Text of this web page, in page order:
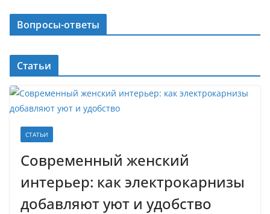
Вопросы-ответы
Статьи
СТАТЬИ
Современный женский
интерьер: как электрокарнизы
добавляют уют и удобство